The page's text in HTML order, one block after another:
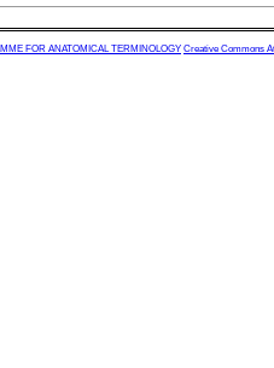
FOR ANATOMICAL TERMINOLOGY Creative Commons